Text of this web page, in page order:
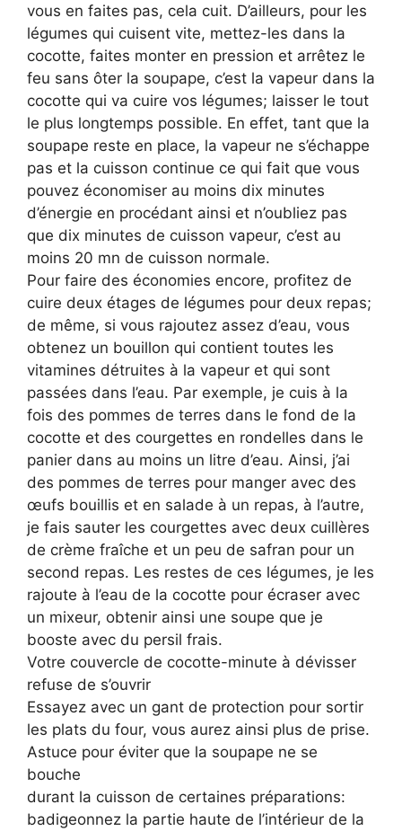
vous en faites pas, cela cuit. D’ailleurs, pour les
légumes qui cuisent vite, mettez-les dans la
cocotte, faites monter en pression et arrêtez le
feu sans ôter la soupape, c’est la vapeur dans la
cocotte qui va cuire vos légumes; laisser le tout
le plus longtemps possible. En effet, tant que la
soupape reste en place, la vapeur ne s’échappe
pas et la cuisson continue ce qui fait que vous
pouvez économiser au moins dix minutes
d’énergie en procédant ainsi et n’oubliez pas
que dix minutes de cuisson vapeur, c’est au
moins 20 mn de cuisson normale.
Pour faire des économies encore, profitez de
cuire deux étages de légumes pour deux repas;
de même, si vous rajoutez assez d’eau, vous
obtenez un bouillon qui contient toutes les
vitamines détruites à la vapeur et qui sont
passées dans l’eau. Par exemple, je cuis à la
fois des pommes de terres dans le fond de la
cocotte et des courgettes en rondelles dans le
panier dans au moins un litre d’eau. Ainsi, j’ai
des pommes de terres pour manger avec des
œufs bouillis et en salade à un repas, à l’autre,
je fais sauter les courgettes avec deux cuillères
de crème fraîche et un peu de safran pour un
second repas. Les restes de ces légumes, je les
rajoute à l’eau de la cocotte pour écraser avec
un mixeur, obtenir ainsi une soupe que je
booste avec du persil frais.
Votre couvercle de cocotte-minute à dévisser
refuse de s’ouvrir
Essayez avec un gant de protection pour sortir
les plats du four, vous aurez ainsi plus de prise.
Astuce pour éviter que la soupape ne se
bouche
durant la cuisson de certaines préparations:
badigeonnez la partie haute de l’intérieur de la